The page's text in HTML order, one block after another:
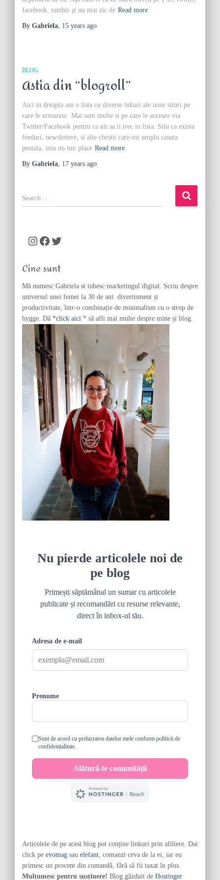
facebook, tumblr şi nu mai zic de Read more
By Gabriela, 15 years ago
BLOG
Astia din “blogroll”
Aici in dreapta am o lista cu diverse lnkuri ale unor situri pe
care le urmaresc. Mai sunt multe si pe care le accesez via
Twitter/Facebook pentru ca uit sa ii trec in lista. Stiu ca exista
feeduri, newslettere, si alte chestii care-mi umplu casuta
postala, insa nu imi place Read more
By Gabriela, 17 years ago
S
e
o
Instagram Facebook Twitter
Cine sunt
Mă numesc Gabriela si iubesc marketingul digital. Scriu despre
universul unei femei la 30 de ani: divertisment și
productivitate, într-o combinație de minimalism cu o strop de
hygge. Dă *click aici * să afli mai multe despre mine și blog.
Articolele de pe acest blog pot conține linkuri prin afiliere. Dai
click pe evomag sau elefant, comanzi ceva de la ei, iar eu
primesc un procent din comandă, fără să fii taxat în plus.
Mulțumesc pentru susținere! Blog găzduit de Hostinger